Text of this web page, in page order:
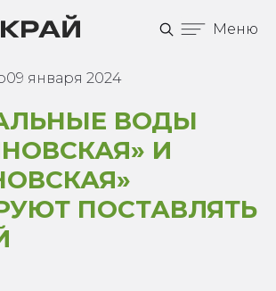
Меню
09 января 2024
ВОДЫ
И
ПОСТАВЛЯТЬ